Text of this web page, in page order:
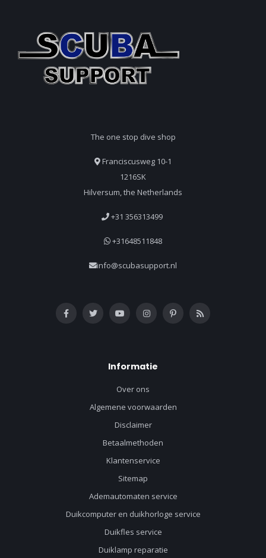
The one stop dive shop
Franciscusweg 10-1
1216SK
Hilversum, the Netherlands
+31 356313499
+31648511848
info@scubasupport.nl
Informatie
Over ons
Algemene voorwaarden
Disclaimer
Betaalmethoden
Klantenservice
Sitemap
Ademautomaten service
Duikcomputer en duikhorloge service
Duikfles service
Duiklamp reparatie